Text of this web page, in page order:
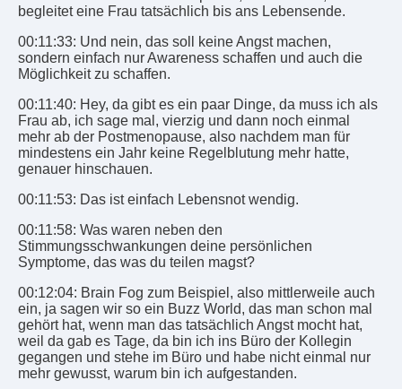
begleitet eine Frau tatsächlich bis ans Lebensende.
00:11:33: Und nein, das soll keine Angst machen,
sondern einfach nur Awareness schaffen und auch die
Möglichkeit zu schaffen.
00:11:40: Hey, da gibt es ein paar Dinge, da muss ich als
Frau ab, ich sage mal, vierzig und dann noch einmal
mehr ab der Postmenopause, also nachdem man für
mindestens ein Jahr keine Regelblutung mehr hatte,
genauer hinschauen.
00:11:53: Das ist einfach Lebensnot wendig.
00:11:58: Was waren neben den
Stimmungsschwankungen deine persönlichen
Symptome, das was du teilen magst?
00:12:04: Brain Fog zum Beispiel, also mittlerweile auch
ein, ja sagen wir so ein Buzz World, das man schon mal
gehört hat, wenn man das tatsächlich Angst mocht hat,
weil da gab es Tage, da bin ich ins Büro der Kollegin
gegangen und stehe im Büro und habe nicht einmal nur
mehr gewusst, warum bin ich aufgestanden.